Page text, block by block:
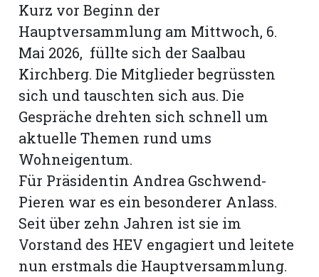
Kurz vor Beginn der
Hauptversammlung am Mittwoch, 6.
Mai 2026, füllte sich der Saalbau
Kirchberg. Die Mitglieder begrüssten
sich und tauschten sich aus. Die
Gespräche drehten sich schnell um
aktuelle Themen rund ums
Wohneigentum.
Für Präsidentin Andrea Gschwend-
Pieren war es ein besonderer Anlass.
Seit über zehn Jahren ist sie im
Vorstand des HEV engagiert und leitete
nun erstmals die Hauptversammlung.